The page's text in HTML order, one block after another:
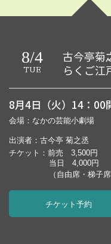
8/4
TUE
古今亭菊
らくご江
8月4日（火）14：00
会場：なかの芸能小劇場
出演者：古今亭 菊之丞
チケット：前売 3,500円
当日 4,000円
（自由席・梯子
チケット予約